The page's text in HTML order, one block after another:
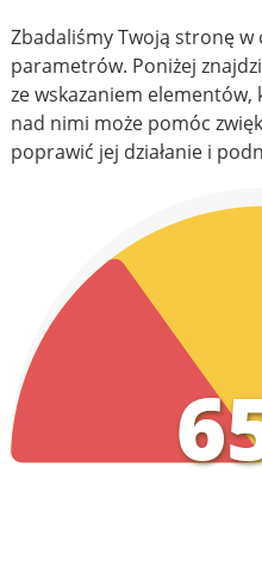
Zbadaliśmy Twoją stronę
parametrów. Poniżej
ze wskazaniem
nad nimi może pomóc
poprawić jej działanie i